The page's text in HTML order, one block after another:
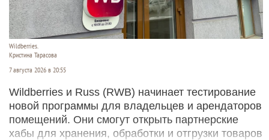
Wildberries.
Кристина Тарасова
7 августа 2026 в 20:55
Wildberries и Russ (RWB) начинает тестирование
новой программы для владельцев и арендаторов
помещений. Они смогут открыть партнерские
хабы для хранения, обработки и отгрузки товаров